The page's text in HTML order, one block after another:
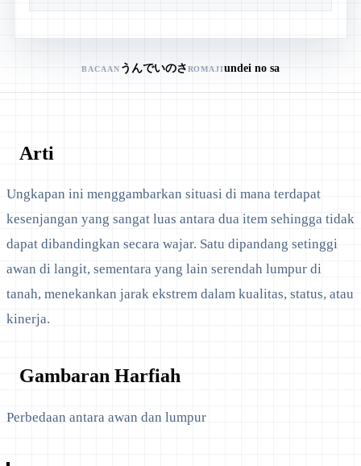
BACAAN うんでいのさROMAJIundei no sa
Arti
Ungkapan ini menggambarkan situasi di mana terdapat
kesenjangan yang sangat luas antara dua item sehingga tidak
dapat dibandingkan secara wajar. Satu dipandang setinggi
awan di langit, sementara yang lain serendah lumpur di
tanah, menekankan jarak ekstrem dalam kualitas, status, atau
kinerja.
Gambaran Harfiah
Perbedaan antara awan dan lumpur